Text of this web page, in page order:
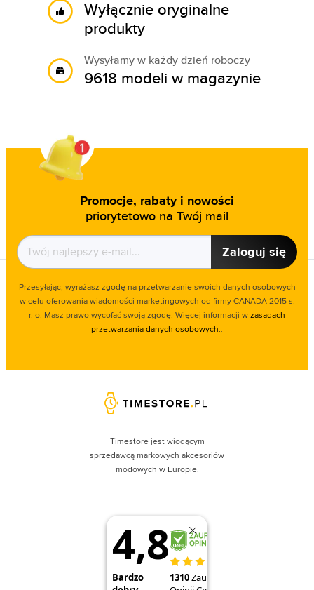
Wyłącznie oryginalne
produkty
Wysyłamy w każdy dzień roboczy
9618 modeli w magazynie
Promocje, rabaty i nowości
priorytetowo na Twój mail
Zaloguj się
Przesyłając, wyrażasz zgodę na przetwarzanie swoich danych osobowych
w celu oferowania wiadomości marketingowych od firmy CANADA 2015 s.
r. o. Masz prawo wycofać swoją zgodę. Więcej informacji wzasadach
przetwarzania danych osobowych..
Timestore jest wiodącym
sprzedawcą markowych akcesoriów
modowych w Europie.